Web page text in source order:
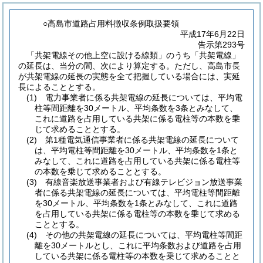
○高島市道路占用料徴収条例取扱要領
平成17年6月22日
告示第293号
「共架電線その他上空に設ける線類」のうち「共架電線」
の延長は、当分の間、次により算定する。 ただし、高島市長
が共架電線の延長の実態を全て把握している場合には、実延
長によることとする。
(1) 電力事業者に係る共架電線の延長については、平均電
柱等間距離を30メートル、平均条数を3条とみなして、
これに道路を占用している共架に係る電柱等の本数を乗
じて求めることとする。
(2) 第1種電気通信事業者に係る共架電線の延長について
は、平均電柱等間距離を30メートル、平均条数を1条と
みなして、これに道路を占用している共架に係る電柱等
の本数を乗じて求めることとする。
(3) 有線音楽放送事業者および有線テレビジョン放送事業
者に係る共架電線の延長については、平均電柱等間距離
を30メートル、平均条数を1条とみなして、これに道路
を占用している共架に係る電柱等の本数を乗じて求める
こととする。
(4) その他の共架電線の延長については、平均電柱等間距
離を30メートルとし、これに平均条数および道路を占用
している共架に係る電柱等の本数を乗じて求めることと